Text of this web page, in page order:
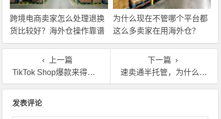
跨境电商卖家怎么处理退换
货比较好？海外仓操作靠谱
吗？
为什么现在不管哪个平台都
这么多卖家在用海外仓？
上一篇
TikTok Shop爆款来得快，没有英国海外仓怎么行？
下一篇
速卖通半托管，为什么英国海外仓成了卖家们的选择？
发表评论